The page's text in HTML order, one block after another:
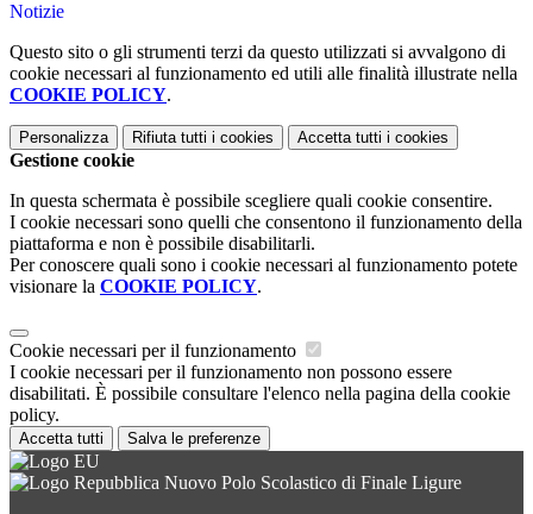
Notizie
Questo sito o gli strumenti terzi da questo utilizzati si avvalgono di
cookie necessari al funzionamento ed utili alle finalità illustrate nella
COOKIE POLICY.
Personalizza Rifiuta tutti i cookies Accetta tutti i cookies
Gestione cookie
In questa schermata è possibile scegliere quali cookie consentire.
I cookie necessari sono quelli che consentono il funzionamento della
piattaforma e non è possibile disabilitarli.
Per conoscere quali sono i cookie necessari al funzionamento potete
visionare la COOKIE POLICY.
Cookie necessari per il funzionamento
I cookie necessari per il funzionamento non possono essere
disabilitati. È possibile consultare l'elenco nella pagina della cookie
policy.
Accetta tutti Salva le preferenze
Nuovo Polo Scolastico di Finale Ligure